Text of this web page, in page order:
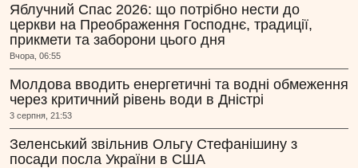
Яблучний Спас 2026: що потрібно нести до
церкви на Преображення Господнє, традиції,
прикмети та заборони цього дня
Вчора, 06:55
Молдова вводить енергетичні та водні обмеження
через критичний рівень води в Дністрі
3 серпня, 21:53
Зеленський звільнив Ольгу Стефанішину з
посади посла України в США